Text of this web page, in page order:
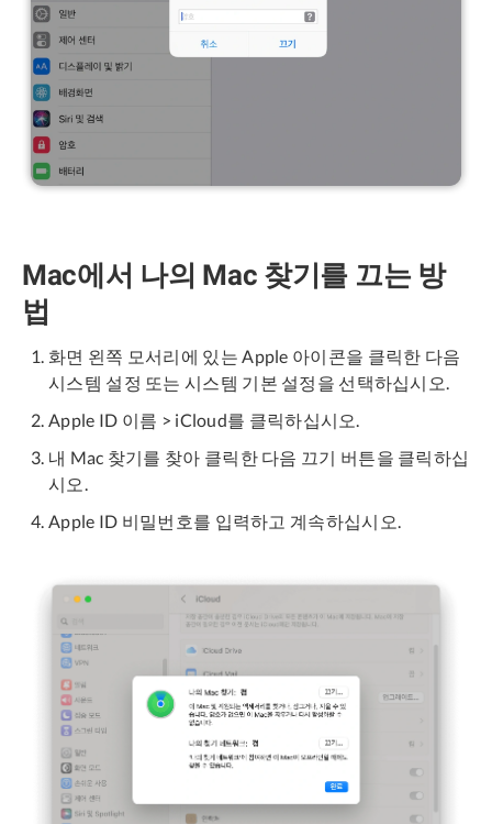
Mac에서 나의 Mac 찾기를 끄는 방
법
화면 왼쪽 모서리에 있는 Apple 아이콘을 클릭한 다음
시스템 설정 또는 시스템 기본 설정을 선택하십시오.
Apple ID 이름 > iCloud를 클릭하십시오.
내 Mac 찾기를 찾아 클릭한 다음 끄기 버튼을 클릭하십
시오.
Apple ID 비밀번호를 입력하고 계속하십시오.